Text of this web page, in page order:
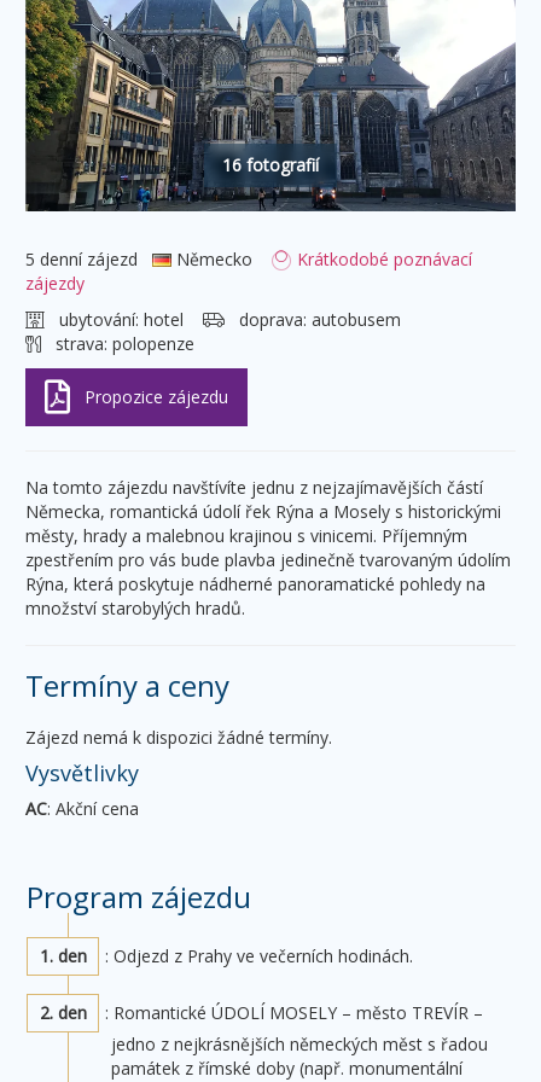
16 fotografií
5 denní zájezd Německo
Krátkodobé poznávací
zájezdy
ubytování: hotel doprava: autobusem
strava: polopenze
Na tomto zájezdu navštívíte jednu z nejzajímavějších částí
Německa, romantická údolí řek Rýna a Mosely s historickými
městy, hrady a malebnou krajinou s vinicemi. Příjemným
zpestřením pro vás bude plavba jedinečně tvarovaným údolím
Rýna, která poskytuje nádherné panoramatické pohledy na
množství starobylých hradů.
Termíny a ceny
Zájezd nemá k dispozici žádné termíny.
Vysvětlivky
AC: Akční cena
Program zájezdu
1. den : Odjezd z Prahy ve večerních hodinách.
2. den
: Romantické ÚDOLÍ MOSELY – město TREVÍR –
jedno z nejkrásnějších německých měst s řadou
památek z římské doby (např. monumentální